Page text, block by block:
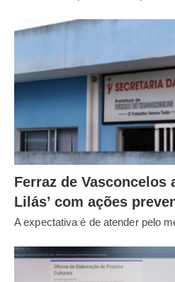
Ferraz de Vasconcelos
Lilás’ com ações
A expectativa é de atender pelo